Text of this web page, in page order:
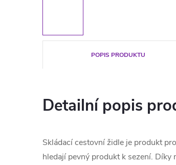
POPIS PRODUKTU
Detailní popis
Skládací cestovní židle je produkt
hledají pevný produkt k sezení.